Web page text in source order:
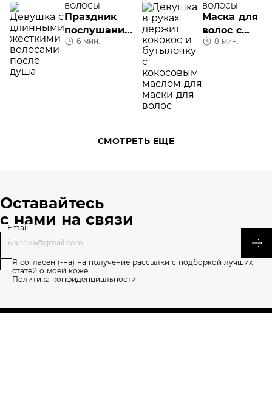
ВОЛОСЫ
Праздник
послушания:
как6 мин.
ВОЛОСЫ
Маска для
волос с
кокосовым
8 мин.
СМОТРЕТЬ ЕЩЕ
Оставайтесь
с нами на связи
Email
Я согласен (-на) на получение рассылки с подборкой лучших
статей о моей коже
Политика конфиденциальности